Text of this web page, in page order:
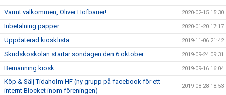
Varmt välkommen, Oliver Hofbauer! 2020-02-15 15:30
Inbetalning papper 2020-01-20 17:17
Uppdaterad kiosklista 2019-11-06 21:42
Skridskoskolan startar söndagen den 6 oktober 2019-09-24 09:31
Bemanning kiosk 2019-09-16 16:04
Köp & Sälj Tidaholm HF (ny grupp på facebook för ett
internt Blocket inom föreningen)
2019-08-28 18:53